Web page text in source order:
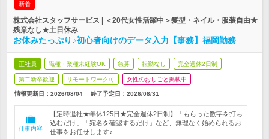
新着
株式会社スタッフサービス | ＜20代女性活躍中＞髪型・ネイル・服装自由★
残業なし★土日休み
お休みたっぷり♪初心者向けのデータ入力【事務】福岡勤務
正社員 職種・業種未経験OK 急募 転勤なし 完全週休2日制
第二新卒歓迎 リモートワーク可 女性のおしごと掲載中
情報更新日：2026/08/04 終了予定日： 2026/08/31
仕事内容
【定時退社★年休125日★完全週休2日制】「もらった数字を打ち
込むだけ」「宛名を確認するだけ」など、無理なく始められるお
仕事をお任せします♪